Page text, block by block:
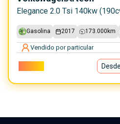
Elegance 2.0 Tsi 140kw
Gasolina 2017 173.000 km
Vendido por particular
Desde